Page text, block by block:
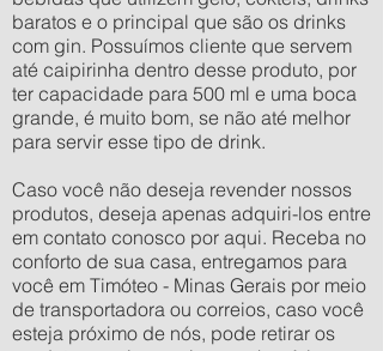
baratos e o principal que são os drinks
com gin. Possuímos cliente que servem
até caipirinha dentro desse produto, por
ter capacidade para 500 ml e uma boca
grande, é muito bom, se não até melhor
para servir esse tipo de drink.
Caso você não deseja revender nossos
produtos, deseja apenas adquiri-los entre
em contato conosco por aqui. Receba no
conforto de sua casa, entregamos para
você em Timóteo - Minas Gerais por meio
de transportadora ou correios, caso você
esteja próximo de nós, pode retirar os